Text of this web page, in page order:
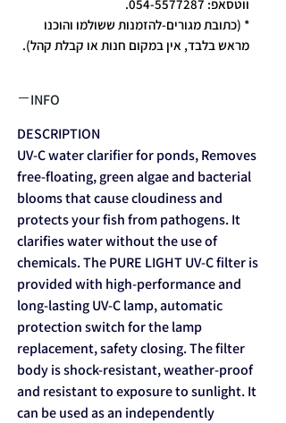
ווטסאפ: 054-5577287.
* (כתובת מגורים-להזמנות ששולמו והוכנו
מראש בלבד, אין במקום חנות או קבלת קהל).
INFO
DESCRIPTION
UV-C water clarifier for ponds, Removes
free-floating, green algae and bacterial
blooms that cause cloudiness and
protects your fish from pathogens. It
clarifies water without the use of
chemicals. The PURE LIGHT UV-C filter is
provided with high-performance and
long-lasting UV-C lamp, automatic
protection switch for the lamp
replacement, safety closing. The filter
body is shock-resistant, weather-proof
and resistant to exposure to sunlight. It
can be used as an independently